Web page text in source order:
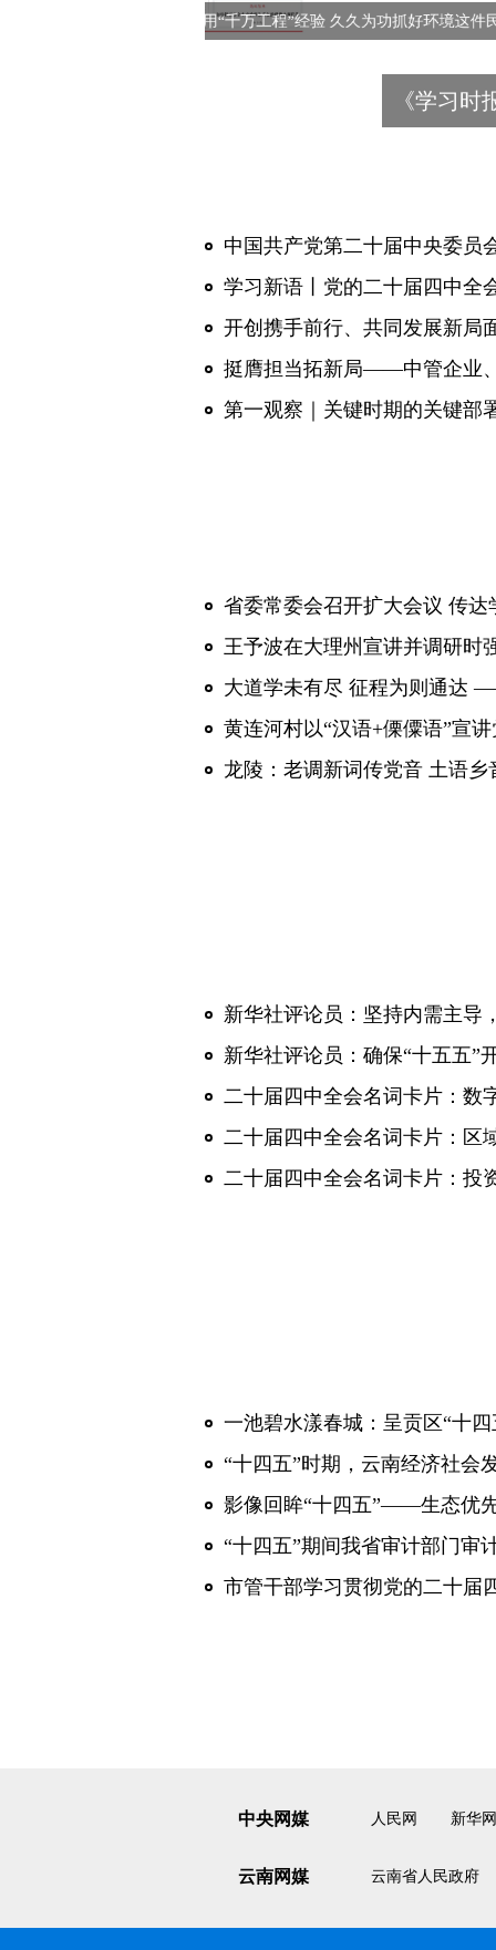
中国共产党第二十届中央委员
学习新语丨党的二十届四中全
第一观察｜关键时期的关键部
省委常委会召开扩大会议 传
黄连河村以“汉语+傈僳语”宣
龙陵：老调新词传党音 土语乡
二十届四中全会名词卡片：数
二十届四中全会名词卡片：区
二十届四中全会名词卡片：投
一池碧水漾春城：呈贡区“十
“十四五”时期，云南经济社会
影像回眸“十四五”——生态优
“十四五”期间我省审计部门审
市管干部学习贯彻党的二十届
中央网媒 人民网 新华网
云南网媒 云南省人民政府